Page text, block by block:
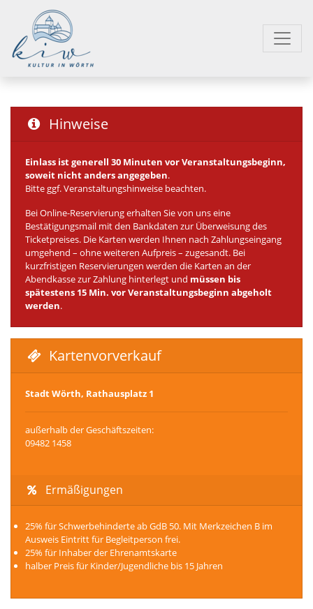
Hinweise
Einlass ist generell 30 Minuten vor Veranstaltungsbeginn,
soweit nicht anders angegeben.
Bitte ggf. Veranstaltungshinweise beachten.
Bei Online-Reservierung erhalten Sie von uns eine
Bestätigungsmail mit den Bankdaten zur Überweisung des
Ticketpreises. Die Karten werden Ihnen nach Zahlungseingang
umgehend – ohne weiteren Aufpreis – zugesandt. Bei
kurzfristigen Reservierungen werden die Karten an der
Abendkasse zur Zahlung hinterlegt und müssen bis
spätestens 15 Min. vor Veranstaltungsbeginn abgeholt
werden.
Kartenvorverkauf
Stadt Wörth, Rathausplatz 1
außerhalb der Geschäftszeiten:
09482 1458
Ermäßigungen
25% für Schwerbehinderte ab GdB 50. Mit Merkzeichen B im
Ausweis Eintritt für Begleitperson frei.
25% für Inhaber der Ehrenamtskarte
halber Preis für Kinder/Jugendliche bis 15 Jahren